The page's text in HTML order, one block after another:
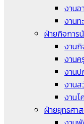
งานอ
งานท
ฝ่ายกิจการ
งาน
งานค
งาน
งาน
งานโ
ฝ่ายยุทธศา